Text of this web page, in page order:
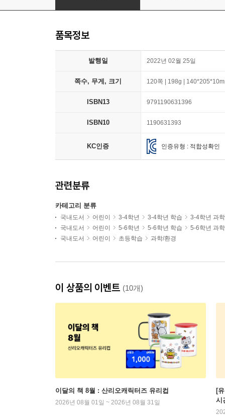
품목정보
발행일 2022년 02월 25일
쪽수, 무게, 크기 120쪽 | 198g |
ISBN13 9791190631396
ISBN10 1190631393
KC인증 인증유형 : 적합성확인
관련분류
카테고리 분류
국내도서 어린이 3-4학년 3-4학년 학습
3-4학년 과
국내도서
어린이 5-6학년 5-6학년 학습
5-6학년 과
국내도서
어린이 초등학습 과학/환경
이 상품의 이벤트 (10개)
이달의 책 8월 : 산리오캐릭터즈 유리컵
2026년 08월 01일 ~ 2026년 08월 31일
[
시